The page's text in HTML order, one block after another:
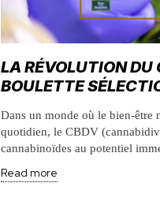
LA RÉVOLUTION DU
BOULETTE
Dans un monde où le bien-être
quotidien, le CBDV
cannabinoïdes au potentiel
Read more